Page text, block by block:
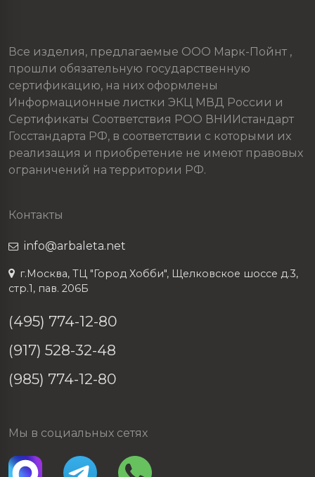
Все изделия, предлагаемые ООО Марк-Пойнт ,
прошли обязательную государственную
сертификацию, на них оформлены
Информационные листки ЭКЦ МВД России и
Сертификаты Соответствия РОО ВНИИстандарт
Госстандарта РФ, в соответствии с которыми их
реализация и приобретение не имеют правовых
ограничений на территории РФ.
Контакты
info@arbaleta.net
г.Москва, ТЦ "Город Хобби", Щелковское шоссе д.3,
стр.1, пав. 206Б
(495) 774-12-80
(917) 528-32-48
(985) 774-12-80
Мы в социальных сетях